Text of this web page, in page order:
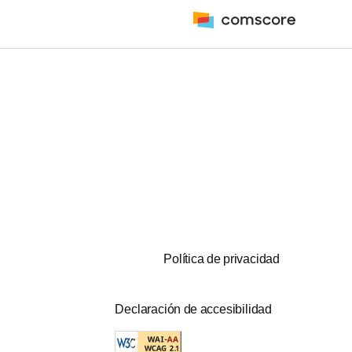
Política de privacidad
Declaración de accesibilidad